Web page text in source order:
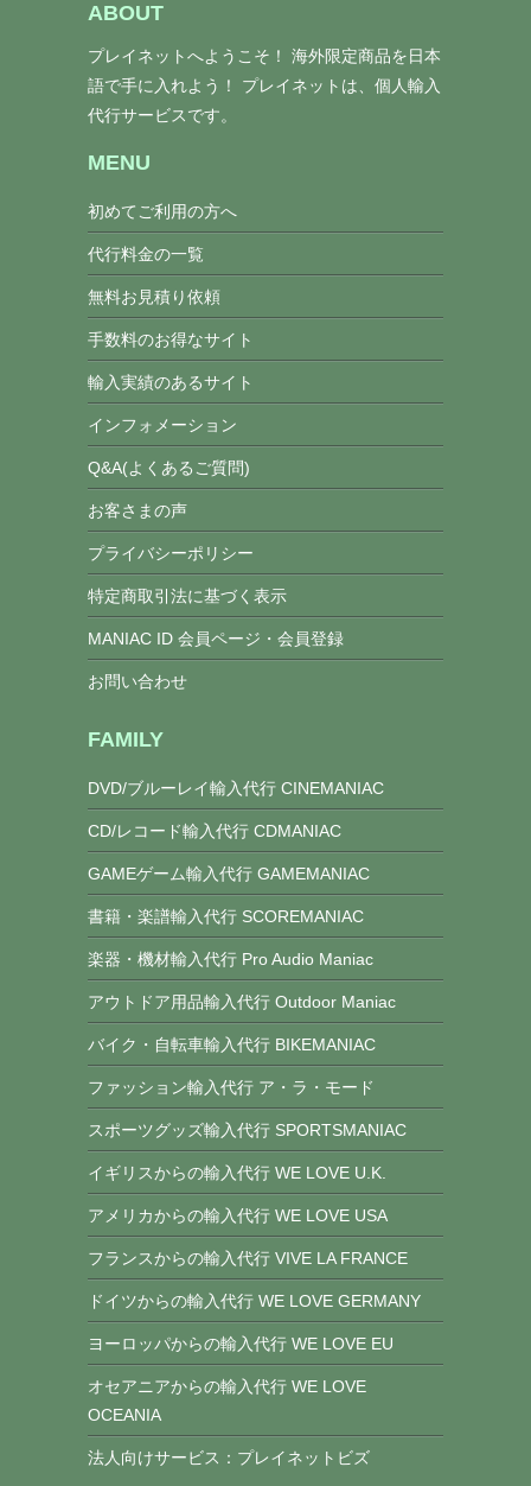
ABOUT
プレイネットへようこそ！ 海外限定商品を日本
語で手に入れよう！ プレイネットは、個人輸入
代行サービスです。
MENU
初めてご利用の方へ
代行料金の一覧
無料お見積り依頼
手数料のお得なサイト
輸入実績のあるサイト
インフォメーション
Q&A(よくあるご質問)
お客さまの声
プライバシーポリシー
特定商取引法に基づく表示
MANIAC ID 会員ページ・会員登録
お問い合わせ
FAMILY
DVD/ブルーレイ輸入代行 CINEMANIAC
CD/レコード輸入代行 CDMANIAC
GAMEゲーム輸入代行 GAMEMANIAC
書籍・楽譜輸入代行 SCOREMANIAC
楽器・機材輸入代行 Pro Audio Maniac
アウトドア用品輸入代行 Outdoor Maniac
バイク・自転車輸入代行 BIKEMANIAC
ファッション輸入代行 ア・ラ・モード
スポーツグッズ輸入代行 SPORTSMANIAC
イギリスからの輸入代行 WE LOVE U.K.
アメリカからの輸入代行 WE LOVE USA
フランスからの輸入代行 VIVE LA FRANCE
ドイツからの輸入代行 WE LOVE GERMANY
ヨーロッパからの輸入代行 WE LOVE EU
オセアニアからの輸入代行 WE LOVE
OCEANIA
法人向けサービス：プレイネットビズ